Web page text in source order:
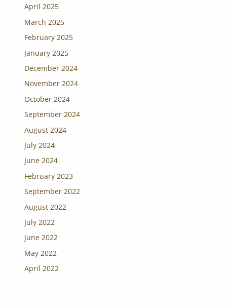
April 2025
March 2025
February 2025
January 2025
December 2024
November 2024
October 2024
September 2024
August 2024
July 2024
June 2024
February 2023
September 2022
August 2022
July 2022
June 2022
May 2022
April 2022